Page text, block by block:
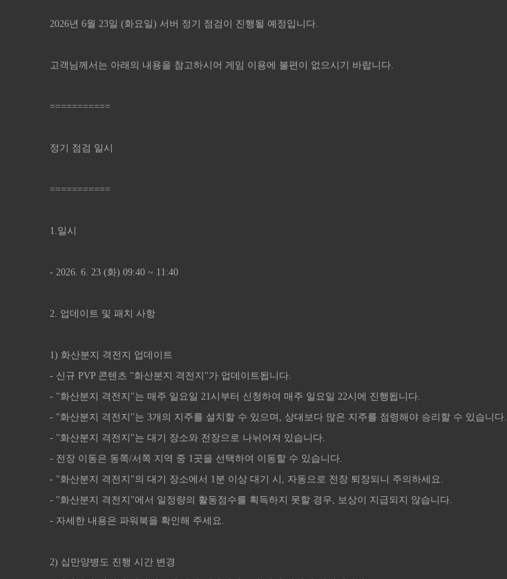
2026년 6월 23일 (화요일) 서버 정기 점검이 진행될 예정입니다.
고객님께서는 아래의 내용을 참고하시어 게임 이용에 불편이 없으시기 바랍니다.
===========
정기 점검 일시
===========
1.일시
- 2026. 6. 23 (화) 09:40 ~ 11:40
2. 업데이트 및 패치 사항
1) 화산분지 격전지 업데이트
- 신규 PVP 콘텐츠 "화산분지 격전지"가 업데이트됩니다.
- "화산분지 격전지"는 매주 일요일 21시부터 신청하여 매주 일요일 22시에 진행됩니다.
- "화산분지 격전지"는 3개의 지주를 설치할 수 있으며, 상대보다 많은 지주를 점령해야 승리할 수 있습니다.
- "화산분지 격전지"는 대기 장소와 전장으로 나뉘어져 있습니다.
- 전장 이동은 동쪽/서쪽 지역 중 1곳을 선택하여 이동할 수 있습니다.
- "화산분지 격전지"의 대기 장소에서 1분 이상 대기 시, 자동으로 전장 퇴장되니 주의하세요.
- "화산분지 격전지"에서 일정량의 활동점수를 획득하지 못할 경우, 보상이 지급되지 않습니다.
- 자세한 내용은 파워북을 확인해 주세요.
2) 십만양병도 진행 시간 변경